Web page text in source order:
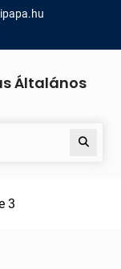
Általános
Search
3